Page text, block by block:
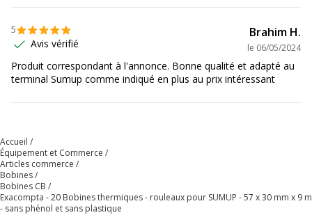
Quantité emballée 1
5
Avis vérifié
Brahim H.
le 06/05/2024
Produit correspondant à l'annonce. Bonne qualité et adapté au
terminal Sumup comme indiqué en plus au prix intéressant
Accueil
Équipement et Commerce
Articles commerce
Bobines
Bobines CB
Exacompta - 20 Bobines thermiques - rouleaux pour SUMUP - 57 x 30 mm x 9 m
- sans phénol et sans plastique